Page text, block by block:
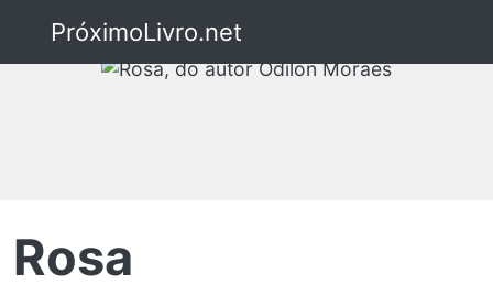
PróximoLivro.net
Rosa